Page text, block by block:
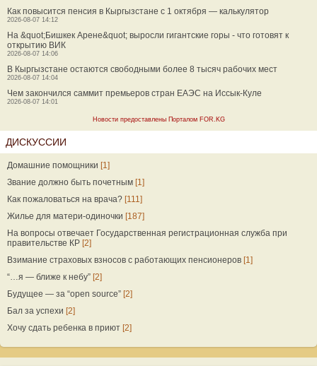
Как повысится пенсия в Кыргызстане с 1 октября — калькулятор
2026-08-07 14:12
На &quot;Бишкек Арене&quot; выросли гигантские горы - что готовят к
открытию ВИК
2026-08-07 14:06
В Кыргызстане остаются свободными более 8 тысяч рабочих мест
2026-08-07 14:04
Чем закончился саммит премьеров стран ЕАЭС на Иссык-Куле
2026-08-07 14:01
Новости предоставлены Порталом FOR.KG
ДИСКУССИИ
Домашние помощники [1]
Звание должно быть почетным [1]
Как пожаловаться на врача? [111]
Жилье для матери-одиночки [187]
На вопросы отвечает Государственная регистрационная служба при
правительстве КР [2]
Взимание страховых взносов с работающих пенсионеров [1]
“…я — ближе к небу” [2]
Будущее — за “open source” [2]
Бал за успехи [2]
Хочу сдать ребенка в приют [2]